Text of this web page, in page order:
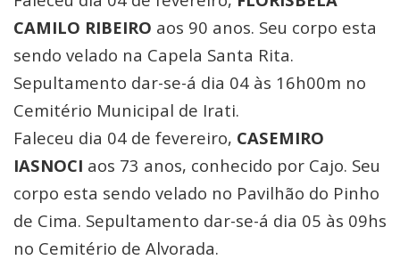
CAMILO RIBEIRO aos 90 anos. Seu corpo esta
sendo velado na Capela Santa Rita.
Sepultamento dar-se-á dia 04 às 16h00m no
Cemitério Municipal de Irati.
Faleceu dia 04 de fevereiro, CASEMIRO
IASNOCI aos 73 anos, conhecido por Cajo. Seu
corpo esta sendo velado no Pavilhão do Pinho
de Cima. Sepultamento dar-se-á dia 05 às 09hs
no Cemitério de Alvorada.